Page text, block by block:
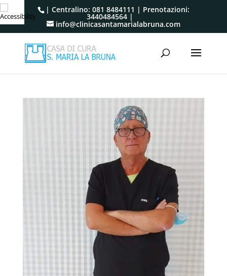
| Centralino: 081 8484111 | Prenotazioni:
3440484564 |
info@clinicasantamarialabruna.com